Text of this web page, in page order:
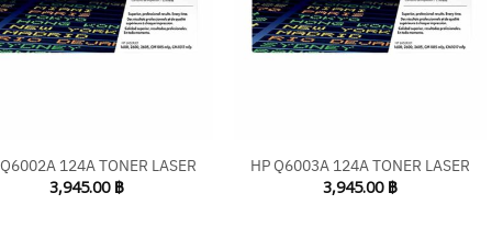
124A TONER LASER
3,945.00 ฿
HP Q6003A 124A TONER LASER
3,945.00 ฿